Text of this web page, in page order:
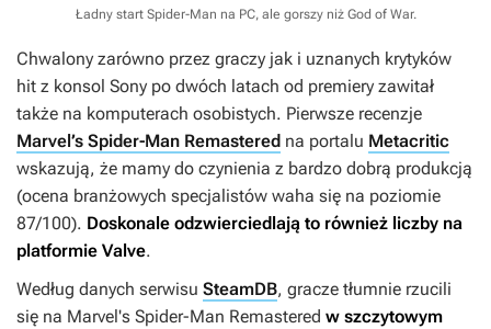
Ładny start Spider-Man na PC, ale gorszy niż God of War.
Chwalony zarówno przez graczy jak i uznanych krytyków
hit z konsol Sony po dwóch latach od premiery zawitał
także na komputerach osobistych. Pierwsze recenzje
Marvel’s Spider-Man Remastered na portalu Metacritic
wskazują, że mamy do czynienia z bardzo dobrą produkcją
(ocena branżowych specjalistów waha się na poziomie
87/100). Doskonale odzwierciedlają to również liczby na
platformie Valve.
Według danych serwisu SteamDB, gracze tłumnie rzucili
się na Marvel's Spider-Man Remastered w szczytowym